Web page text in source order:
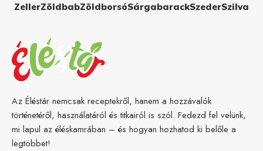
ZellerZöldbabZöldborsóSárgabarackSzederSzilva
Az Éléstár nemcsak receptekről, hanem a hozzávalók
történetéről, használatáról és titkairól is szól. Fedezd fel velünk,
mi lapul az éléskamrában – és hogyan hozhatod ki belőle a
legtöbbet!